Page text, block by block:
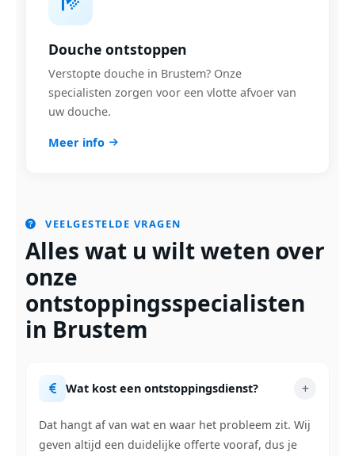
Douche ontstoppen
Verstopte douche in Brustem? Onze
specialisten zorgen voor een vlotte afvoer van
uw douche.
Meer info
VEELGESTELDE VRAGEN
Alles wat u wilt weten over
onze
ontstoppingsspecialisten
in Brustem
Wat kost een ontstoppingsdienst?
Dat hangt af van wat en waar het probleem zit. Wij
geven altijd een duidelijke offerte vooraf, dus je